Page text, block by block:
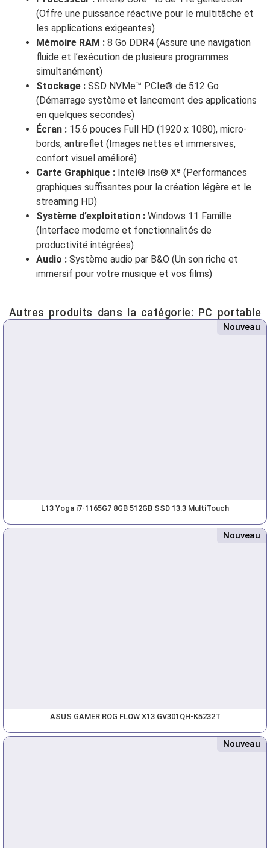
(Offre une puissance réactive pour le multitâche et
les applications exigeantes)
Mémoire RAM : 8 Go DDR4 (Assure une navigation
fluide et l’exécution de plusieurs programmes
simultanément)
Stockage : SSD NVMe™ PCIe® de 512 Go
(Démarrage système et lancement des applications
en quelques secondes)
Écran : 15.6 pouces Full HD (1920 x 1080), micro-
bords, antireflet (Images nettes et immersives,
confort visuel amélioré)
Carte Graphique : Intel® Iris® Xᵉ (Performances
graphiques suffisantes pour la création légère et le
streaming HD)
Système d’exploitation : Windows 11 Famille
(Interface moderne et fonctionnalités de
productivité intégrées)
Audio : Système audio par B&O (Un son riche et
immersif pour votre musique et vos films)
Autres produits dans la catégorie: PC portable
Nouveau
L13 Yoga i7-1165G7 8GB 512GB SSD 13.3 MultiTouch
Nouveau
ASUS GAMER ROG FLOW X13 GV301QH-K5232T
Nouveau